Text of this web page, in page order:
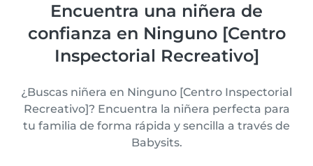
Encuentra una niñera de
confianza en Ninguno [Centro
Inspectorial Recreativo]
¿Buscas niñera en Ninguno [Centro Inspectorial
Recreativo]? Encuentra la niñera perfecta para
tu familia de forma rápida y sencilla a través de
Babysits.